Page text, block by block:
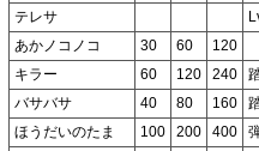
テレサ
あかノコノコ
30 60
120
キラー
60 120 240
バサバサ
40 80 160
ほうだいのたま
100 200 400